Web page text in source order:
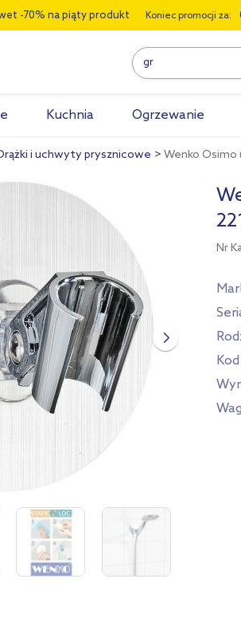
-70% na piąty produkt Koniec promocji za:
Kuchnia Ogrzewanie
i uchwyty prysznicowe Wenko Osimo
Nr